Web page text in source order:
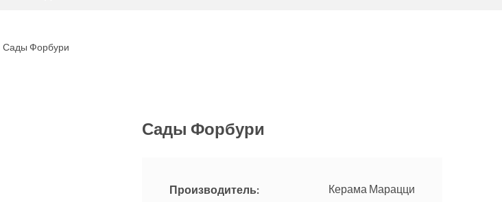
Сады Форбури
Сады Форбури
Производитель: Керама Марацци